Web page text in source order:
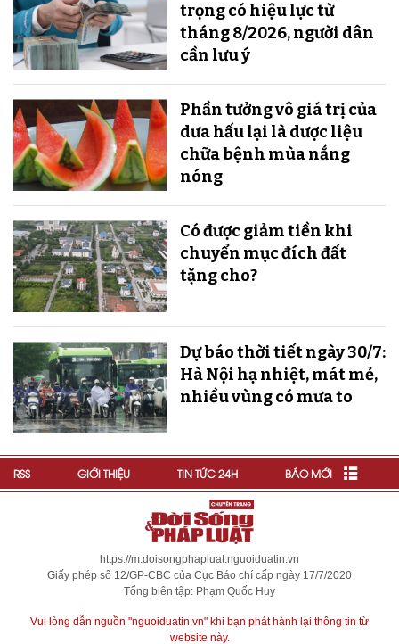
trọng có hiệu lực từ
tháng 8/2026, người dân
cần lưu ý
Phần tưởng vô giá trị của
dưa hấu lại là dược liệu
chữa bệnh mùa nắng
nóng
Có được giảm tiền khi
chuyển mục đích đất
tặng cho?
Dự báo thời tiết ngày 30/7:
Hà Nội hạ nhiệt, mát mẻ,
nhiều vùng có mưa to
RSS GIỚI THIỆU TIN TỨC 24H BÁO MỚI
https://m.doisongphapluat.nguoiduatin.vn
Giấy phép số 12/GP-CBC của Cục Báo chí cấp ngày 17/7/2020
Tổng biên tập: Phạm Quốc Huy
Vui lòng dẫn nguồn "nguoiduatin.vn" khi bạn phát hành lại thông tin từ
website này.